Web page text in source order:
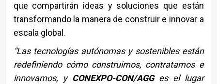
que compartirán ideas y soluciones que están
transformando la manera de construir e innovar a
escala global.
“Las tecnologías autónomas y sostenibles están
redefiniendo cómo construimos, contratamos e
innovamos, y CONEXPO-CON/AGGes el lugar